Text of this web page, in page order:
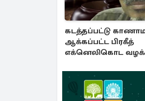
கடத்தப்பட்டு
ஆக்கப்பட்ட பிரகீத்
எக்னெலிகொட